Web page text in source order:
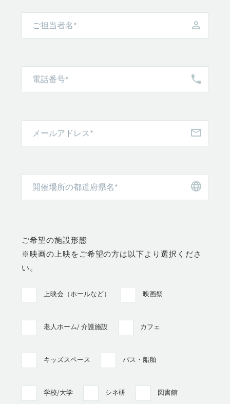
ご希望の施設形態
※映画の上映をご希望の方は以下より選択くださ
い。
上映会（ホールなど） 映画祭
老人ホーム/ 介護施設 カフェ
キッズスペース バス・船舶
学校/大学 シネ研 図書館